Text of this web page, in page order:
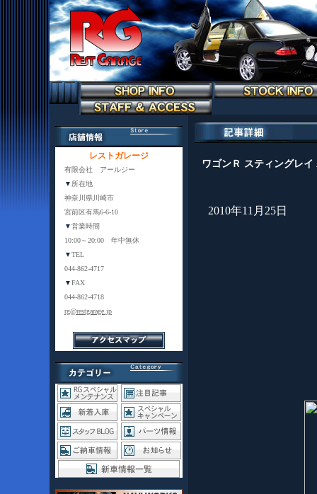
レストガレージ
有限会社 アールジー
▼ 所在地
神奈川県川崎市
宮前区有馬6-6-10
▼営業時間
10:00～20:00 年中無休
▼TEL
044-862-4717
▼FAX
044-862-4718
rg@restgarage.jp
ワゴンＲ スティングレイ
2010年11月25日